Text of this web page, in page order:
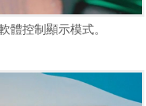
體控制顯示模式。